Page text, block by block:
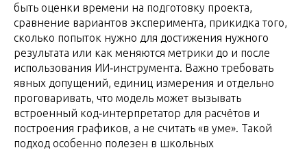
быть оценки времени на подготовку проекта,
сравнение вариантов эксперимента, прикидка того,
сколько попыток нужно для достижения нужного
результата или как меняются метрики до и после
использования ИИ‑инструмента. Важно требовать
явных допущений, единиц измерения и отдельно
проговаривать, что модель может вызывать
встроенный код‑интерпретатор для расчётов и
построения графиков, а не считать «в уме». Такой
подход особенно полезен в школьных